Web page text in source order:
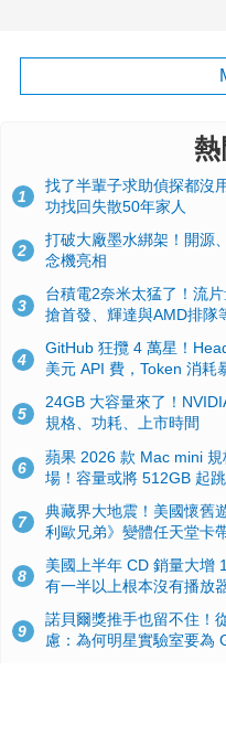
熱
1
找了半輩子求助偵探都沒
功找回失散50年家人
2
打破大廠墨水綁架！開源
念機亮相
3
台積電2奈米太猛了！流
搶首發、輝達與AMD排隊
4
GitHub 狂攬 4 萬星！
美元 API 費，Token 消耗
5
24GB 大容量來了！
規格、功耗、上市時間
6
蘋果 2026 款 Mac mini
場！容量或將 512GB 起跳
7
典藏界大地震！美國懷舊
利歐兄弟》變體任天堂卡
8
美國上半年 CD 銷量大增
有一半以上根本沒有播放
9
諾貝爾獎推手也留不住！
慮：為何明星實驗室要為